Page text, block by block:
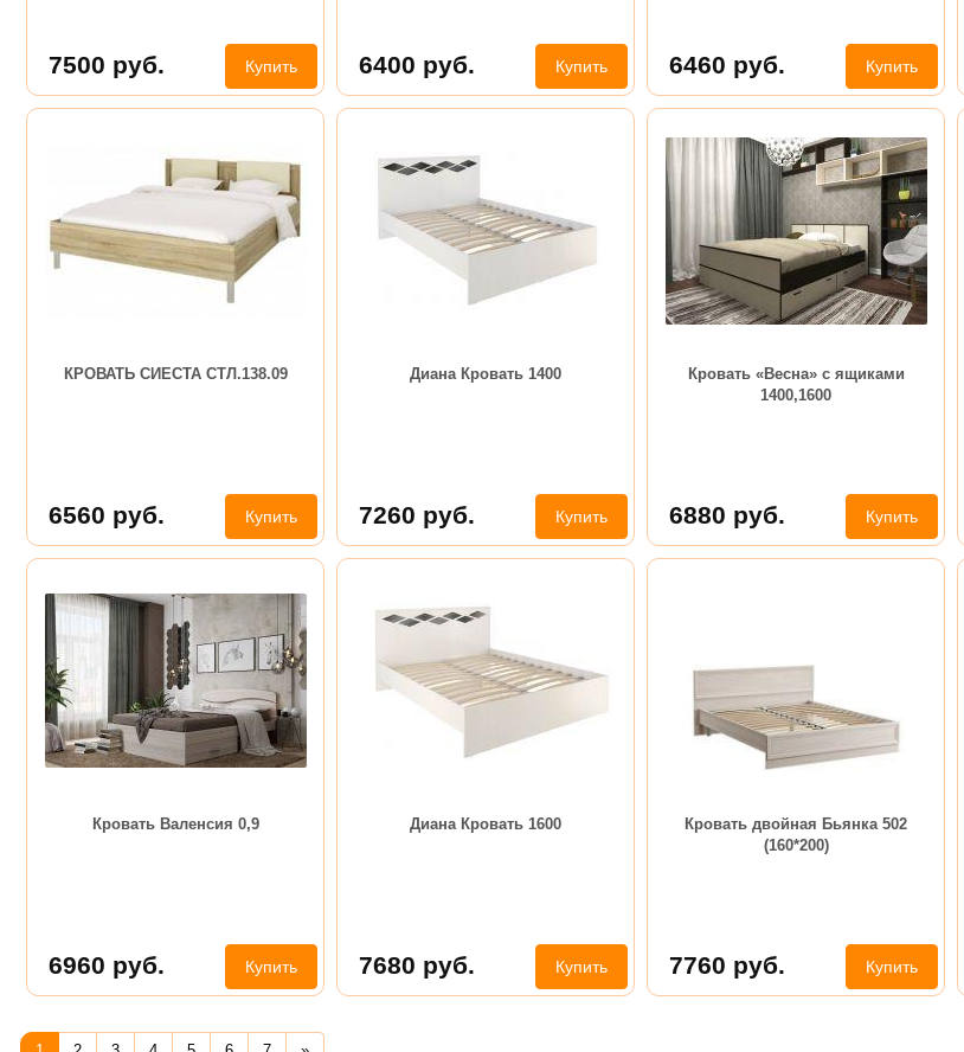
7500 руб. Купить 6400 руб. Купить 6460 руб. Купить
КРОВАТЬ СИЕСТА СТЛ.138.09
6560 руб. Купить
Диана Кровать 1400
7260 руб. Купить
Кровать «Весна» с ящиками
1400,1600
6880 руб. Купить
Кровать Валенсия 0,9
6960 руб. Купить
Диана Кровать 1600
7680 руб. Купить
Кровать двойная Бьянка 502
(160*200)
7760 руб. Купить